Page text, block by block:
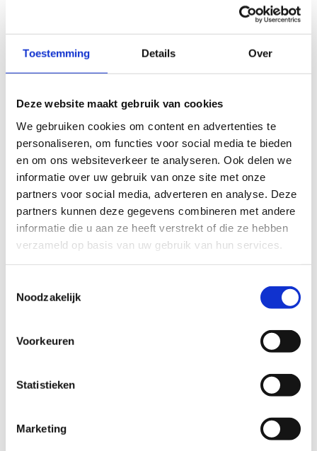
Toestemming Details Over
Deze website maakt gebruik van cookies
We gebruiken cookies om content en advertenties te
personaliseren, om functies voor social media te bieden
en om ons websiteverkeer te analyseren. Ook delen we
informatie over uw gebruik van onze site met onze
partners voor social media, adverteren en analyse. Deze
partners kunnen deze gegevens combineren met andere
informatie die u aan ze heeft verstrekt of die ze hebben
verzameld op basis van uw gebruik van hun services.
Noodzakelijk
Voorkeuren
Statistieken
Marketing
Word lesgever bij Sport
Wij zijn steeds op zoek naar gemotiveerde lesgevers.
onze sportlessen en sportklassen. Ben jij een
gediplomeerde trainer of lesgever en is werken met